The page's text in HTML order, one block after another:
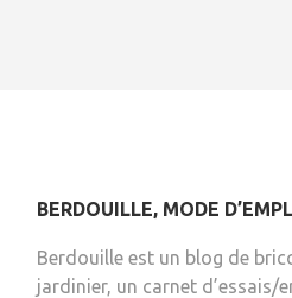
BERDOUILLE, MODE
Berdouille est un blog de
jardinier, un carnet d’essais/